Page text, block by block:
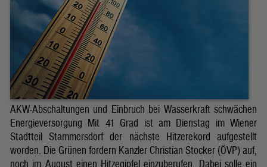
AKW-Abschaltungen und Einbruch bei Wasserkraft schwächen
Energieversorgung Mit 41 Grad ist am Dienstag im Wiener
Stadtteil Stammersdorf der nächste Hitzerekord aufgestellt
worden. Die Grünen fordern Kanzler Christian Stocker (ÖVP) auf,
noch im August einen Hitzegipfel einzuberufen. Dabei solle ein